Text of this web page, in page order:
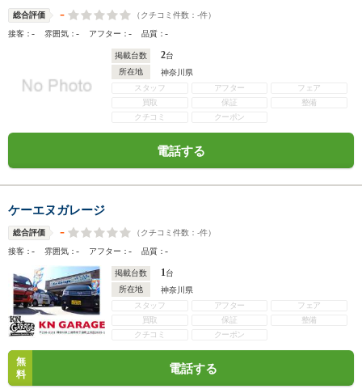
総合評価 - （クチコミ件数： -件）
接客：- 雰囲気：- アフター：- 品質：-
掲載台数 2台
所在地
神奈川県
スタッフ
アフター
フェア
買取
保証
整備
クチコミ
クーポン
電話する
ケーエヌガレージ
総合評価 - （クチコミ件数： -件）
接客：- 雰囲気：- アフター：- 品質：-
掲載台数 1台
所在地
神奈川県
スタッフ
アフター
フェア
買取
保証
整備
クチコミ
クーポン
無
料
電話する